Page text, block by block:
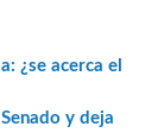
¿se acerca el
y deja